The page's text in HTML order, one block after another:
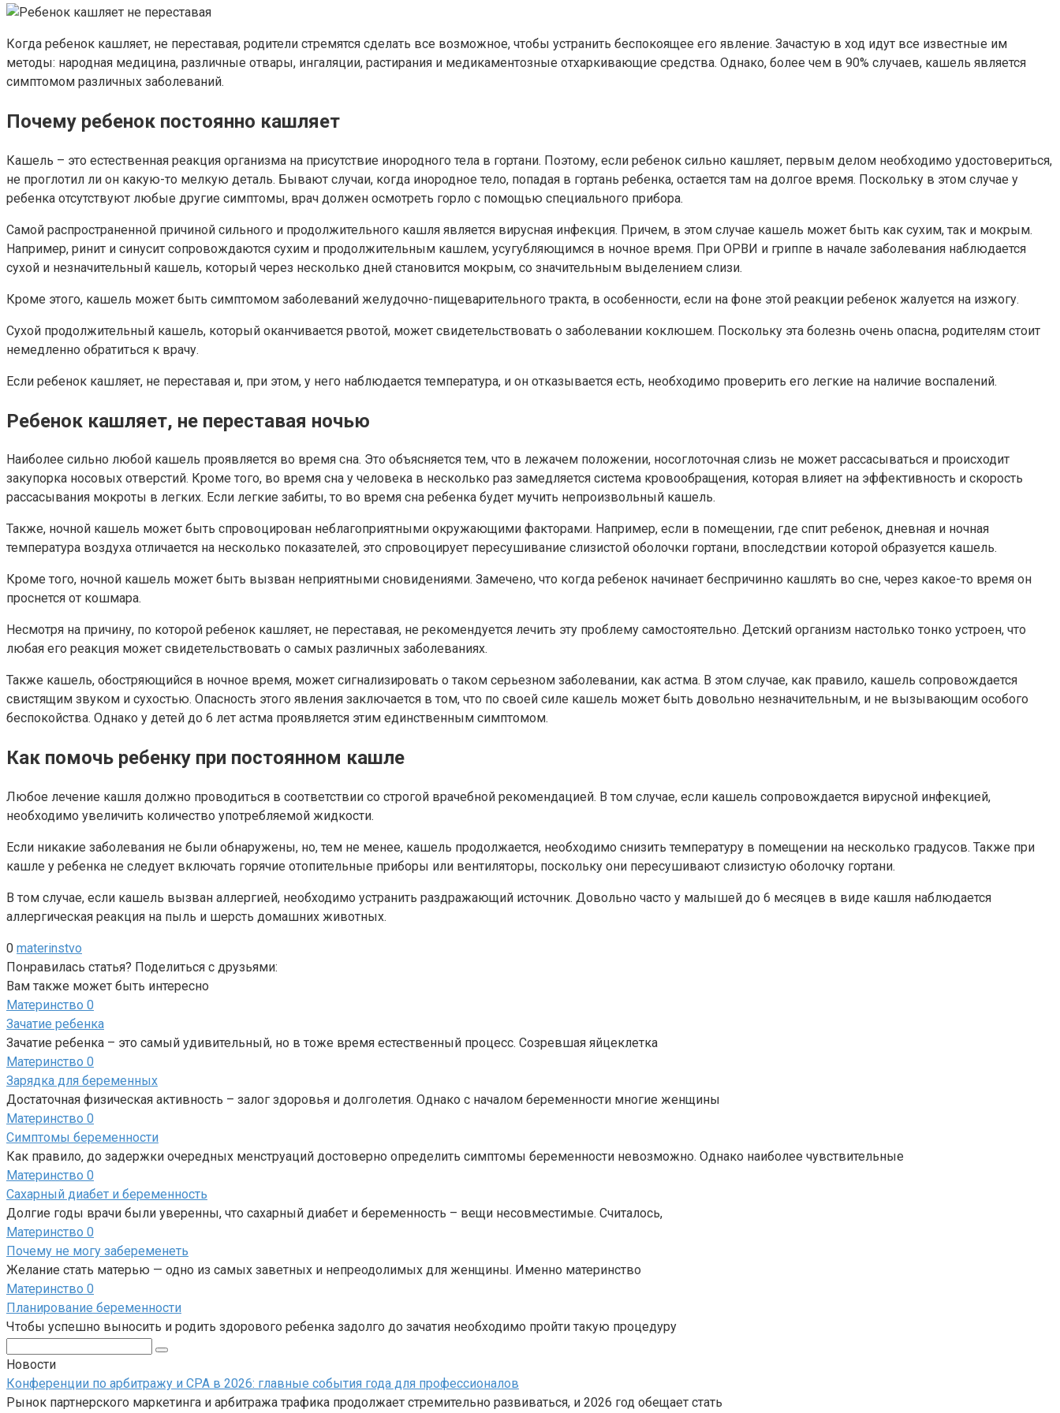
Когда ребенок кашляет, не переставая, родители стремятся сделать все возможное, чтобы устранить беспокоящее его явление. Зачастую в ход идут все известные им
методы: народная медицина, различные отвары, ингаляции, растирания и медикаментозные отхаркивающие средства. Однако, более чем в 90% случаев, кашель является
симптомом различных заболеваний.
Почему ребенок постоянно кашляет
Кашель – это естественная реакция организма на присутствие инородного тела в гортани. Поэтому, если ребенок сильно кашляет, первым делом необходимо удостовериться,
не проглотил ли он какую-то мелкую деталь. Бывают случаи, когда инородное тело, попадая в гортань ребенка, остается там на долгое время. Поскольку в этом случае у
ребенка отсутствуют любые другие симптомы, врач должен осмотреть горло с помощью специального прибора.
Самой распространенной причиной сильного и продолжительного кашля является вирусная инфекция. Причем, в этом случае кашель может быть как сухим, так и мокрым.
Например, ринит и синусит сопровождаются сухим и продолжительным кашлем, усугубляющимся в ночное время. При ОРВИ и гриппе в начале заболевания наблюдается
сухой и незначительный кашель, который через несколько дней становится мокрым, со значительным выделением слизи.
Кроме этого, кашель может быть симптомом заболеваний желудочно-пищеварительного тракта, в особенности, если на фоне этой реакции ребенок жалуется на изжогу.
Сухой продолжительный кашель, который оканчивается рвотой, может свидетельствовать о заболевании коклюшем. Поскольку эта болезнь очень опасна, родителям стоит
немедленно обратиться к врачу.
Если ребенок кашляет, не переставая и, при этом, у него наблюдается температура, и он отказывается есть, необходимо проверить его легкие на наличие воспалений.
Ребенок кашляет, не переставая ночью
Наиболее сильно любой кашель проявляется во время сна. Это объясняется тем, что в лежачем положении, носоглоточная слизь не может рассасываться и происходит
закупорка носовых отверстий. Кроме того, во время сна у человека в несколько раз замедляется система кровообращения, которая влияет на эффективность и скорость
рассасывания мокроты в легких. Если легкие забиты, то во время сна ребенка будет мучить непроизвольный кашель.
Также, ночной кашель может быть спровоцирован неблагоприятными окружающими факторами. Например, если в помещении, где спит ребенок, дневная и ночная
температура воздуха отличается на несколько показателей, это спровоцирует пересушивание слизистой оболочки гортани, впоследствии которой образуется кашель.
Кроме того, ночной кашель может быть вызван неприятными сновидениями. Замечено, что когда ребенок начинает беспричинно кашлять во сне, через какое-то время он
проснется от кошмара.
Несмотря на причину, по которой ребенок кашляет, не переставая, не рекомендуется лечить эту проблему самостоятельно. Детский организм настолько тонко устроен, что
любая его реакция может свидетельствовать о самых различных заболеваниях.
Также кашель, обостряющийся в ночное время, может сигнализировать о таком серьезном заболевании, как астма. В этом случае, как правило, кашель сопровождается
свистящим звуком и сухостью. Опасность этого явления заключается в том, что по своей силе кашель может быть довольно незначительным, и не вызывающим особого
беспокойства. Однако у детей до 6 лет астма проявляется этим единственным симптомом.
Как помочь ребенку при постоянном кашле
Любое лечение кашля должно проводиться в соответствии со строгой врачебной рекомендацией. В том случае, если кашель сопровождается вирусной инфекцией,
необходимо увеличить количество употребляемой жидкости.
Если никакие заболевания не были обнаружены, но, тем не менее, кашель продолжается, необходимо снизить температуру в помещении на несколько градусов. Также при
кашле у ребенка не следует включать горячие отопительные приборы или вентиляторы, поскольку они пересушивают слизистую оболочку гортани.
В том случае, если кашель вызван аллергией, необходимо устранить раздражающий источник. Довольно часто у малышей до 6 месяцев в виде кашля наблюдается
аллергическая реакция на пыль и шерсть домашних животных.
0 materinstvo
Понравилась статья? Поделиться с друзьями:
Вам также может быть интересно
Материнство 0
Зачатие ребенка
Зачатие ребенка – это самый удивительный, но в тоже время естественный процесс. Созревшая яйцеклетка
Материнство 0
Зарядка для беременных
Достаточная физическая активность – залог здоровья и долголетия. Однако с началом беременности многие женщины
Материнство 0
Симптомы беременности
Как правило, до задержки очередных менструаций достоверно определить симптомы беременности невозможно. Однако наиболее чувствительные
Материнство 0
Сахарный диабет и беременность
Долгие годы врачи были уверенны, что сахарный диабет и беременность – вещи несовместимые. Считалось,
Материнство 0
Почему не могу забеременеть
Желание стать матерью — одно из самых заветных и непреодолимых для женщины. Именно материнство
Материнство 0
Планирование беременности
Чтобы успешно выносить и родить здорового ребенка задолго до зачатия необходимо пройти такую процедуру
Новости
Конференции по арбитражу и CPA в 2026: главные события года для профессионалов
Рынок партнерского маркетинга и арбитража трафика продолжает стремительно развиваться, и 2026 год обещает стать